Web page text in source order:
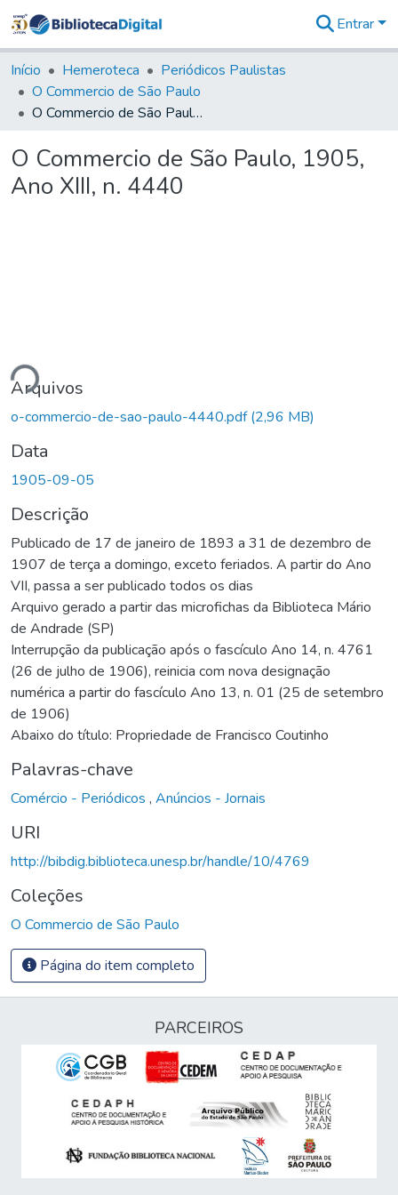
&
Coleções
Tudo na
Biblioteca
Estatísticas
Entrar
Início Hemeroteca
Periódicos Paulistas
O Commercio de São Paulo
O Commercio de São Paulo, 1905, Ano XIII, n. 4440
O Commercio de São Paulo, 1905,
Ano XIII, n. 4440
Arquivos
o-commercio-de-sao-paulo-4440.pdf(2,96 MB)
Data
1905-09-05
Descrição
Publicado de 17 de janeiro de 1893 a 31 de dezembro de
1907 de terça a domingo, exceto feriados. A partir do Ano
VII, passa a ser publicado todos os dias
Arquivo gerado a partir das microfichas da Biblioteca Mário
de Andrade (SP)
Interrupção da publicação após o fascículo Ano 14, n. 4761
(26 de julho de 1906), reinicia com nova designação
numérica a partir do fascículo Ano 13, n. 01 (25 de setembro
de 1906)
Abaixo do título: Propriedade de Francisco Coutinho
Palavras-chave
Comércio - Periódicos , Anúncios - Jornais
URI
http://bibdig.biblioteca.unesp.br/handle/10/4769
Coleções
O Commercio de São Paulo
Página do item completo
PARCEIROS